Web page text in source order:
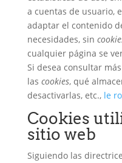
a cuentas de usuario,
adaptar el contenido
necesidades, sin
cualquier página se
Si desea consultar
las cookies, qué
desactivarlas, etc., le
Cookies
sitio web
Siguiendo las